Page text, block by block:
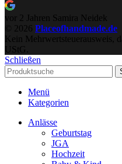
vor 2 Jahren Samira Neidek
© 2026 Placeofhandmade.de
Kein Mehrwertsteuerausweis,
UStG.
Schließen
Menü
Kategorien
Anlässe
Geburtstag
JGA
Hochzeit